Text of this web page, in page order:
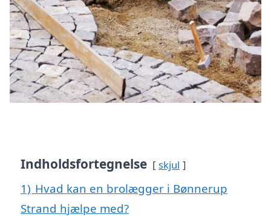
Indholdsfortegnelse skjul
1) Hvad kan en brolægger i Bønnerup
Strand hjælpe med?